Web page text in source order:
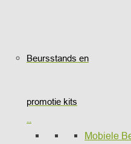
Beursstands en
promotie kits
Mobiele